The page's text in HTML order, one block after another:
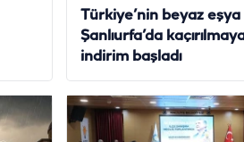
Türkiye’nin beyaz
Şanlıurfa’da
indirim başladı